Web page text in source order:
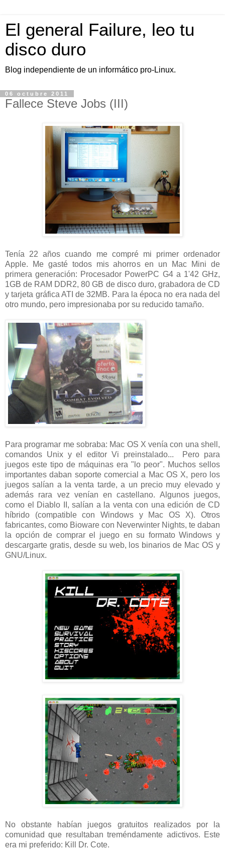
El general Failure, leo tu
disco duro
Blog independiente de un informático pro-Linux.
06 octubre 2011
Fallece Steve Jobs (III)
Tenía 22 años cuando me compré mi primer ordenador
Apple. Me gasté todos mis ahorros en un Mac Mini de
primera generación: Procesador PowerPC G4 a 1'42 GHz,
1GB de RAM DDR2, 80 GB de disco duro, grabadora de CD
y tarjeta gráfica ATI de 32MB. Para la época no era nada del
otro mundo, pero impresionaba por su reducido tamaño.
Para programar me sobraba: Mac OS X venía con una shell,
comandos Unix y el editor Vi preinstalado... Pero para
juegos este tipo de máquinas era "lo peor". Muchos sellos
importantes daban soporte comercial a Mac OS X, pero los
juegos salían a la venta tarde, a un precio muy elevado y
además rara vez venían en castellano. Algunos juegos,
como el Diablo II, salían a la venta con una edición de CD
híbrido (compatible con Windows y Mac OS X). Otros
fabricantes, como Bioware con Neverwinter Nights, te daban
la opción de comprar el juego en su formato Windows y
descargarte gratis, desde su web, los binarios de Mac OS y
GNU/Linux.
No obstante habían juegos gratuitos realizados por la
comunidad que resultaban treméndamente adictivos. Este
era mi preferido: Kill Dr. Cote.